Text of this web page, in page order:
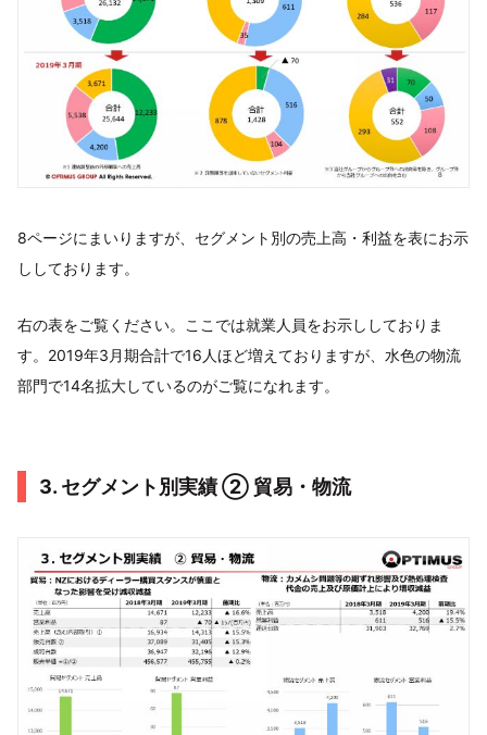
8ページにまいりますが、セグメント別の売上高・利益を表にお示
ししております。
右の表をご覧ください。ここでは就業人員をお示ししておりま
す。2019年3月期合計で16人ほど増えておりますが、水色の物流
部門で14名拡大しているのがご覧になれます。
3. セグメント別実績 ② 貿易・物流